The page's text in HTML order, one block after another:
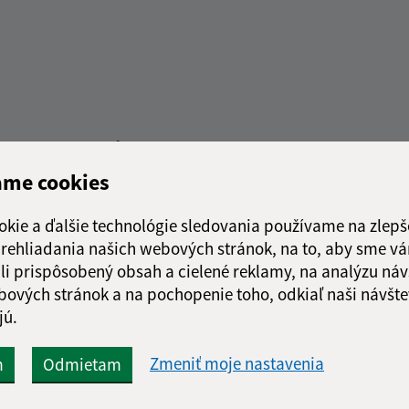
cookies
a ďalšie technológie sledovania používame na
našich webových stránok, na to, aby sme
prispôsobený obsah a cielené reklamy, na analýzu
stránok a na pochopenie toho, odkiaľ naši
Odmietam Zmeniť moje nastavenia
Rýchle odkazy:
Obecný úrad
Fotogaléria
Školstvo
RSS
web portál webhosting wbx, s.r.o. domény